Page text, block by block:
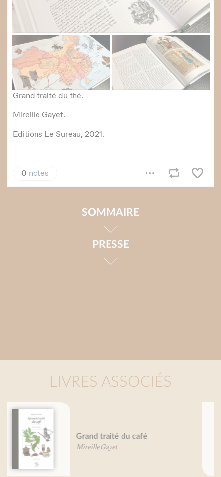
SOMMAIRE
PRESSE
LIVRES ASSOCIÉS
Petit traité du pain d'épice
Mireille Gayet